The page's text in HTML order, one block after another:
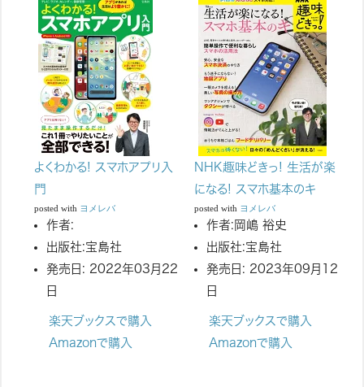
よくわかる! スマホアプリ入
門
posted with ヨメレバ
作者:
出版社:宝島社
発売日: 2022年03月22
日
楽天ブックスで購入
Amazonで購入
NHK趣味どきっ! 生活が楽
になる! スマホ基本のキ
posted with ヨメレバ
作者: 岡嶋 裕史
出版社:宝島社
発売日: 2023年09月12
日
楽天ブックスで購入
Amazonで購入